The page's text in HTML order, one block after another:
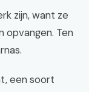
zijn, want ze
opvangen. Ten
een soort